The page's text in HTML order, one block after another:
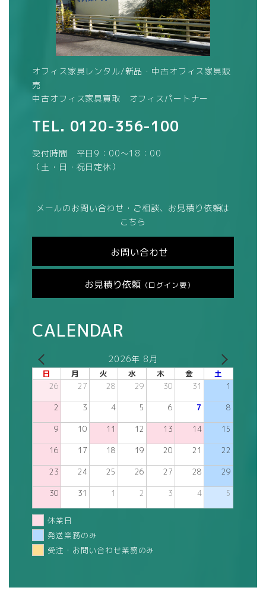
オフィス家具レンタル/新品・中古オフィス家具販
売
中古オフィス家具買取 オフィスパートナー
TEL. 0120-356-100
受付時間 平日9：00～18：00
（土・日・祝日定休）
メールのお問い合わせ・ご相談、お見積り依頼は
こちら
お問い合わせ
お見積り依頼 （ログイン要）
CALENDAR
2026年 8月
日 月 火 水 木 金 土
26 27 28 29 30 31 1
2 3 4 5 6 7 8
9 10 11 12 13 14 15
16 17 18 19 20 21 22
23 24 25 26 27 28 29
30 31 1 2 3 4 5
休業日
発送業務のみ
受注・お問い合わせ業務のみ